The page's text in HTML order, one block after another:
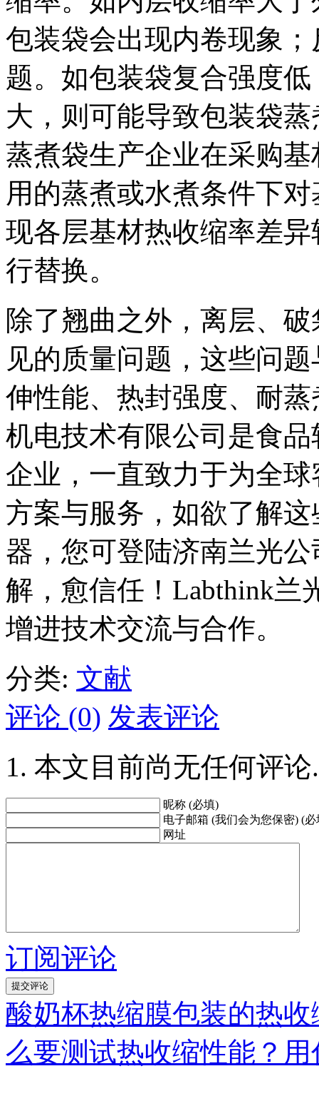
包装袋会出现内卷现象
题。如包装袋复合强度
大，则可能导致包装袋
蒸煮袋生产企业在采购
用的蒸煮或水煮条件下
现各层基材热收缩率差
行替换。
除了翘曲之外，离层、
见的质量问题，这些问
伸性能、热封强度、耐
机电技术有限公司是食
企业，一直致力于为全
方案与服务，如欲了解
器，您可登陆济南兰光
解，愈信任！Labthink兰
增进技术交流与合作。
分类: 文献
评论 (0) 发表评论
本文目前尚无任何评论.
昵称 (必填)
电子邮箱 (我们会为您保密) (必
网址
订阅评论
酸奶杯热缩膜包装的热
么要测试热收缩性能？